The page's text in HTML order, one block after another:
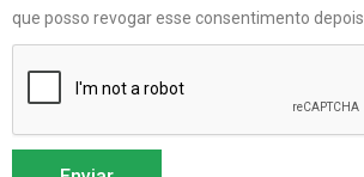
que posso revogar esse consentimento depois.